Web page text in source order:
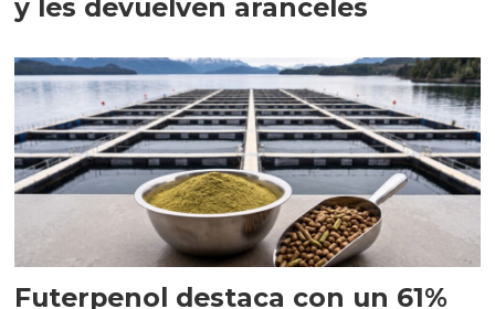
y les devuelven aranceles
Futerpenol destaca con un 61%